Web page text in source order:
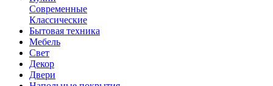
Современные
Классические
Бытовая техника
Мебель
Свет
Декор
Двери